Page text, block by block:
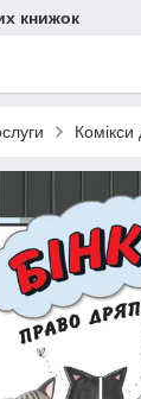
книжок
Комікси